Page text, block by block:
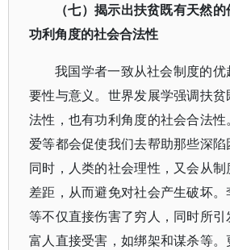
（七）揭示出扶贫既有天然
功利角度的社会合法性
我国学者一致从社会制度的
要性与意义。世界发展学强调扶
法性，也有功利角度的社会合法
爱等都会促使我们去帮助那些深
同时，人类的社会理性，又会从
差距，从而避免对社会产生破坏
等不仅直接伤害了穷人，同时所
富人直接受害，如绑架和谋杀等